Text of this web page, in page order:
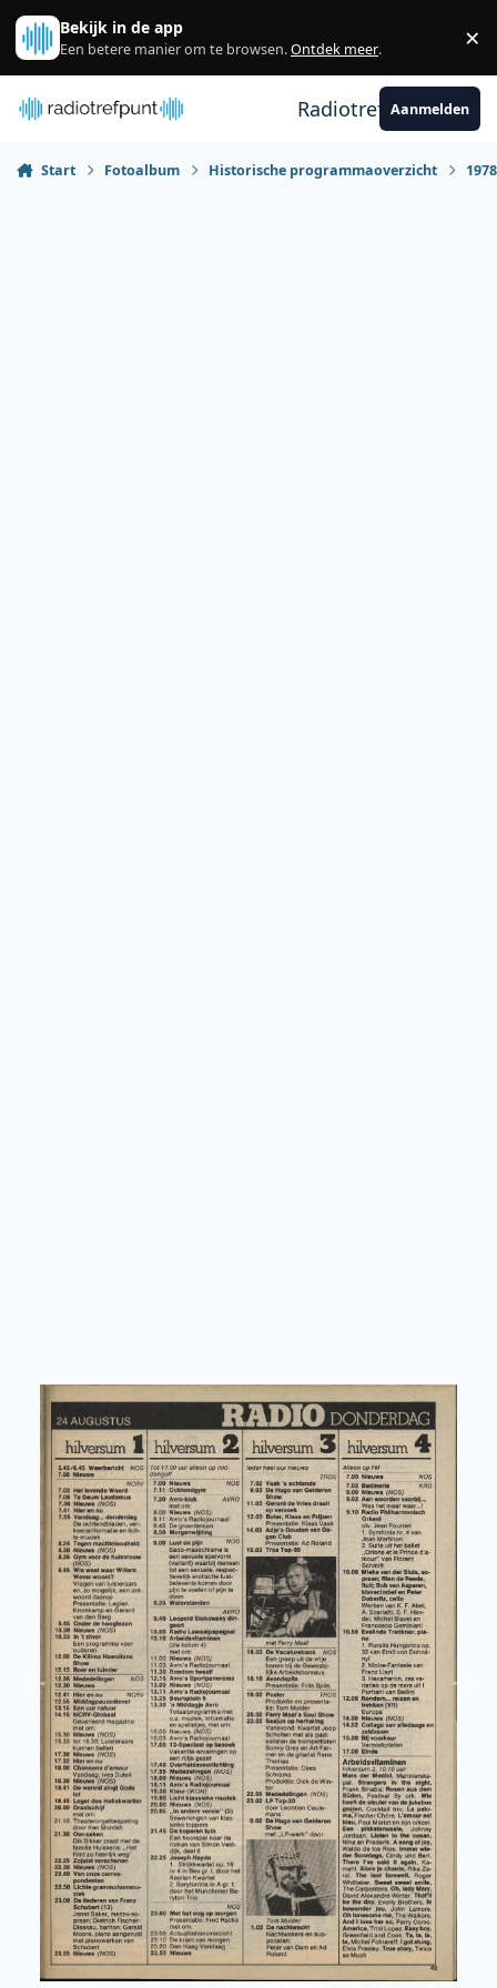
Spring naar bijdragen
Bekijk in de app
Een betere manier om te browsen.Ontdek meer. ×
RadiotrefpuntAanmelden
Start Fotoalbum Historische programmaoverzicht 1978